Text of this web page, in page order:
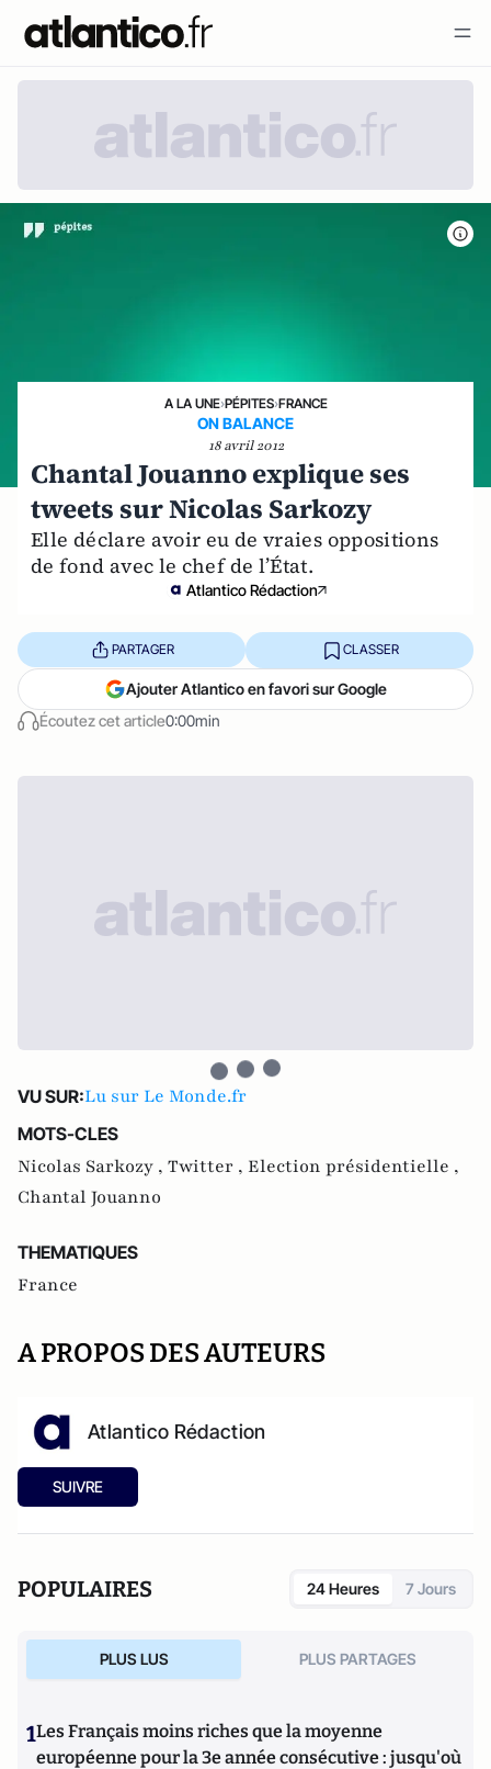
A LA UNE›PÉPITES›FRANCE
ON BALANCE
18 avril 2012
Chantal Jouanno explique ses
tweets sur Nicolas Sarkozy
Elle déclare avoir eu de vraies oppositions
de fond avec le chef de l’État.
Atlantico Rédaction
Écoutez cet article0:00min
PARTAGER CLASSER
Ajouter Atlantico en favori sur Google
VU SUR:Lu sur Le Monde.fr
MOTS-CLES
Nicolas Sarkozy , Twitter , Election présidentielle ,
Chantal Jouanno
THEMATIQUES
France
A PROPOS DES AUTEURS
Atlantico Rédaction
SUIVRE
POPULAIRES 24 Heures 7 Jours
PLUS LUS PLUS PARTAGES
1Les Français moins riches que la moyenne
européenne pour la 3e année consécutive : jusqu'où